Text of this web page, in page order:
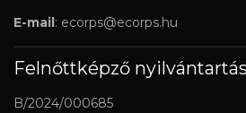
E-mail: ecorps@ecorps.hu
Felnőttképző
B/2024/000685